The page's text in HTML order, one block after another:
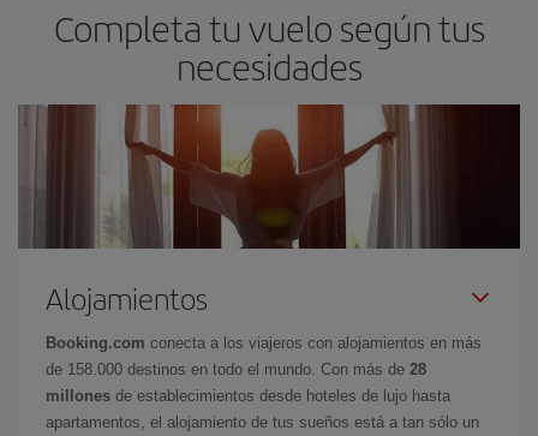
Completa tu vuelo según tus
necesidades
Alojamientos
Booking.com conecta a los viajeros con alojamientos en más
de 158.000 destinos en todo el mundo. Con más de 28
millones de establecimientos desde hoteles de lujo hasta
apartamentos, el alojamiento de tus sueños está a tan sólo un